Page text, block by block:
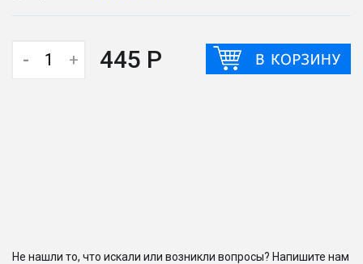
- + 445 Р
Не нашли то, что искали или возникли вопросы? Напишите нам